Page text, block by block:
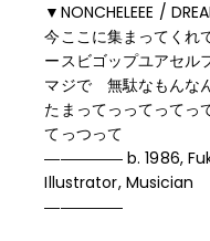
▼NONCHELEEE /
今ここに集まってくれ
ースビゴップユアセル
マジで 無駄なもんな
たまってっってってっ
てっつって
――――― b. 1986,
Illustrator, Musician
―――――